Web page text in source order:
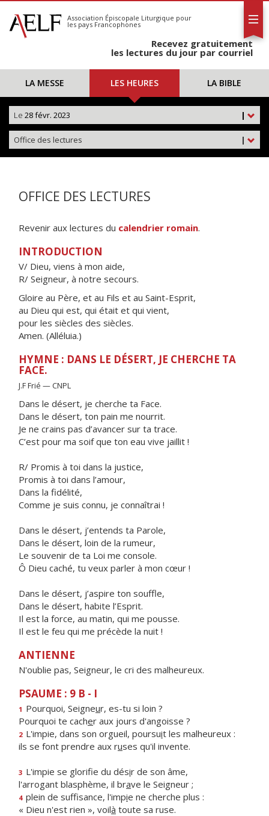
S'abonner
Calendrier
Association Épiscopale Liturgique pour
les pays Francophones
Recevez gratuitement
les lectures du jour par courriel
LA MESSE LES HEURES LA BIBLE
|
Le 28 févr. 2023
|
Office des lectures
OFFICE DES LECTURES
Revenir aux lectures du calendrier romain.
INTRODUCTION
V/ Dieu, viens à mon aide,
R/ Seigneur, à notre secours.
Gloire au Père, et au Fils et au Saint-Esprit,
au Dieu qui est, qui était et qui vient,
pour les siècles des siècles.
Amen. (Alléluia.)
HYMNE : DANS LE DÉSERT, JE CHERCHE TA
FACE.
J.F Frié — CNPL
Dans le désert, je cherche ta Face.
Dans le désert, ton pain me nourrit.
Je ne crains pas d’avancer sur ta trace.
C’est pour ma soif que ton eau vive jaillit !
R/ Promis à toi dans la justice,
Promis à toi dans l’amour,
Dans la fidélité,
Comme je suis connu, je connaîtrai !
Dans le désert, j’entends ta Parole,
Dans le désert, loin de la rumeur,
Le souvenir de ta Loi me console.
Ô Dieu caché, tu veux parler à mon cœur !
Dans le désert, j’aspire ton souffle,
Dans le désert, habite l’Esprit.
Il est la force, au matin, qui me pousse.
Il est le feu qui me précède la nuit !
ANTIENNE
N'oublie pas, Seigneur, le cri des malheureux.
PSAUME : 9 B - I
1 Pourquoi, Seigneur, es-tu si loin ?
Pourquoi te cacher aux jours d'angoisse ?
2 L'impie, dans son orgueil, poursuit les malheureux :
ils se font prendre aux ruses qu'il invente.
3 L'impie se glorifie du désir de son âme,
l'arrogant blasphème, il brave le Seigneur ;
4 plein de suffisance, l'impie ne cherche plus :
« Dieu n'est rien », voilà toute sa ruse.